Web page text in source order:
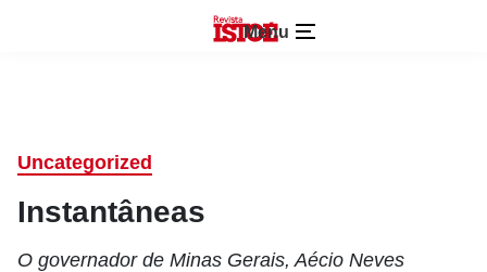
Menu
Uncategorized
Instantâneas
O governador de Minas Gerais, Aécio Neves